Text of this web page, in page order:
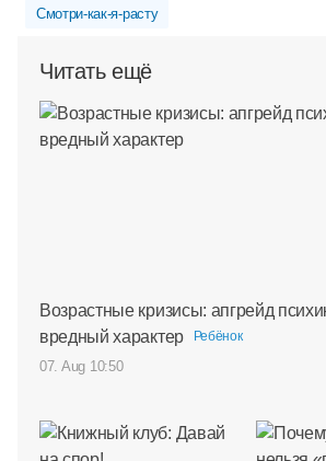
Смотри-как-я-расту
Читать ещё
Возрастные кризисы: апгрейд
вредный характер
Ребёнок
07. Aug 10:50